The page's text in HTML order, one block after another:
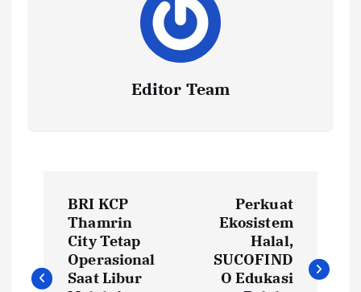
Editor Team
s
BRI KCP
Thamrin
City Tetap
Operasional
Saat Libur
Perkuat
Ekosistem
Halal,
SUCOFIND
O Edukasi